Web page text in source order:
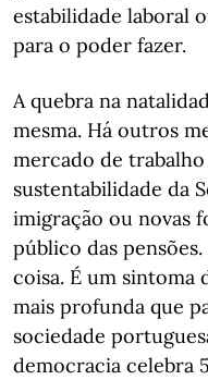
estabilidade laboral
para o poder fazer.
A quebra na
mesma. Há outros
mercado de
sustentabilidade da
imigração ou novas
público das
coisa. É um sintoma
mais profunda que
sociedade
democracia celebra